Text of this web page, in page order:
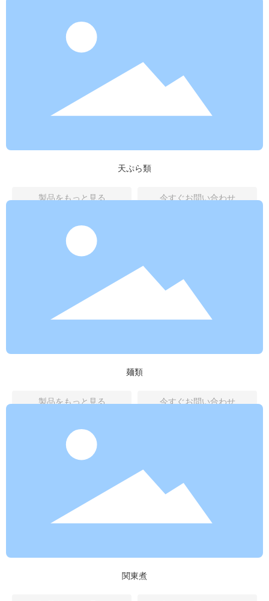
天ぷら類
製品をもっと見る 今すぐお問い合わせ
麺類
製品をもっと見る 今すぐお問い合わせ
関東煮